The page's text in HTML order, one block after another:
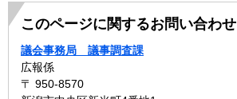
このページに関するお問い合わせ
議会事務局 議事調査課
広報係
〒 950-8570